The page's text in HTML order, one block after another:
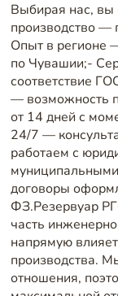
Выбирая нас, вы
производство —
Опыт в регионе
по Чувашии;-
соответствие
— возможность
от 14 дней с
24/7 —
работаем с
муниципальными
договоры
ФЗ.Резервуар
часть
напрямую
производства.
отношения,